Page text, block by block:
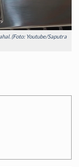
(Foto: Youtube/Saputra